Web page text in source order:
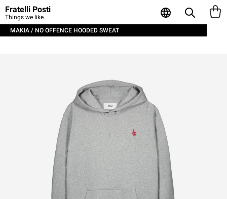
Fratelli Posti
Things we like
MAKIA / NO OFFENCE HOODED SWEAT